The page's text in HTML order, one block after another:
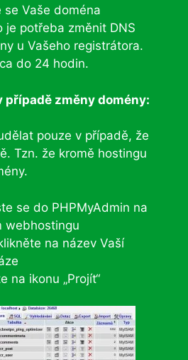
Vaše doména
je potřeba změnit DNS
u Vašeho registrátora.
do 24 hodin.
případě změny domény:
pouze v případě, že
Tzn. že kromě hostingu
se do PHPMyAdmin na
webhostingu
na název Vaší
na ikonu „Projít“